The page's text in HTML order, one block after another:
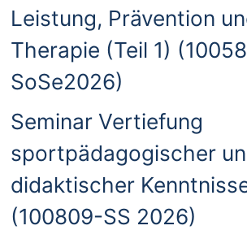
Leistung, Prävention
Therapie (Teil 1)
SoSe2026)
Seminar Vertiefung
sportpädagogischer
didaktischer
(100809-SS 2026)